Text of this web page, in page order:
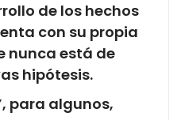
de los hechos
con su propia
nunca está de
hipótesis.
para algunos,